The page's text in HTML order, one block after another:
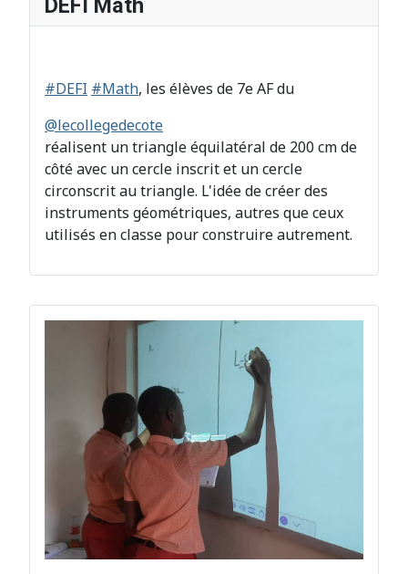
DEFI Math
#DEFI #Math, les élèves de 7e AF du
@lecollegedecote
réalisent un triangle équilatéral de 200 cm de
côté avec un cercle inscrit et un cercle
circonscrit au triangle. L'idée de créer des
instruments géométriques, autres que ceux
utilisés en classe pour construire autrement.